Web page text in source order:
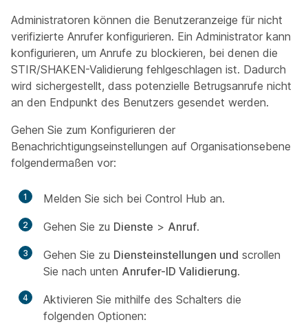
Administratoren können die Benutzeranzeige für nicht
verifizierte Anrufer konfigurieren. Ein Administrator kann
konfigurieren, um Anrufe zu blockieren, bei denen die
STIR/SHAKEN-Validierung fehlgeschlagen ist. Dadurch
wird sichergestellt, dass potenzielle Betrugsanrufe nicht
an den Endpunkt des Benutzers gesendet werden.
Gehen Sie zum Konfigurieren der
Benachrichtigungseinstellungen auf Organisationsebene
folgendermaßen vor:
1 Melden Sie sich bei Control Hub an.
2 Gehen Sie zu Dienste > Anruf.
3 Gehen Sie zu Diensteinstellungen und scrollen
Sie nach unten Anrufer-ID Validierung.
4
Aktivieren Sie mithilfe des Schalters die
folgenden Optionen: